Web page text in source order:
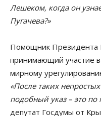
Лешеком, когда он
Пугачева?»
Помощник Президента
принимающий участие в
мирному
«После таких
подобный указ – это
депутат Госдумы от